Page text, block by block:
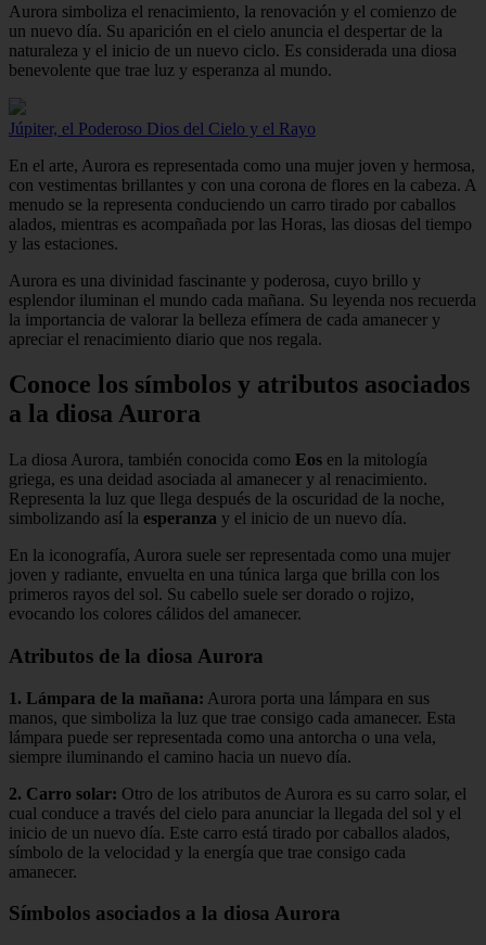
Aurora simboliza el renacimiento, la renovación y el comienzo de
un nuevo día. Su aparición en el cielo anuncia el despertar de la
naturaleza y el inicio de un nuevo ciclo. Es considerada una diosa
benevolente que trae luz y esperanza al mundo.
Júpiter, el Poderoso Dios del Cielo y el Rayo
En el arte, Aurora es representada como una mujer joven y hermosa,
con vestimentas brillantes y con una corona de flores en la cabeza. A
menudo se la representa conduciendo un carro tirado por caballos
alados, mientras es acompañada por las Horas, las diosas del tiempo
y las estaciones.
Aurora es una divinidad fascinante y poderosa, cuyo brillo y
esplendor iluminan el mundo cada mañana. Su leyenda nos recuerda
la importancia de valorar la belleza efímera de cada amanecer y
apreciar el renacimiento diario que nos regala.
Conoce los símbolos y atributos asociados
a la diosa Aurora
La diosa Aurora, también conocida como Eos en la mitología
griega, es una deidad asociada al amanecer y al renacimiento.
Representa la luz que llega después de la oscuridad de la noche,
simbolizando así la esperanza y el inicio de un nuevo día.
En la iconografía, Aurora suele ser representada como una mujer
joven y radiante, envuelta en una túnica larga que brilla con los
primeros rayos del sol. Su cabello suele ser dorado o rojizo,
evocando los colores cálidos del amanecer.
Atributos de la diosa Aurora
1. Lámpara de la mañana: Aurora porta una lámpara en sus
manos, que simboliza la luz que trae consigo cada amanecer. Esta
lámpara puede ser representada como una antorcha o una vela,
siempre iluminando el camino hacia un nuevo día.
2. Carro solar: Otro de los atributos de Aurora es su carro solar, el
cual conduce a través del cielo para anunciar la llegada del sol y el
inicio de un nuevo día. Este carro está tirado por caballos alados,
símbolo de la velocidad y la energía que trae consigo cada
amanecer.
Símbolos asociados a la diosa Aurora